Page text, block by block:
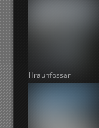
Hraunfossar